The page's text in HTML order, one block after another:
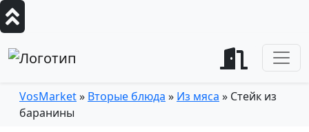
VosMarket» Вторые блюда » Из мяса » Стейк из
баранины